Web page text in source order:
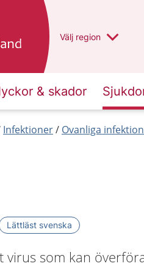
Du har valt region
Välj en annan
region
& skador
Infektioner Ovanliga
Lättläst svenska
virus som kan